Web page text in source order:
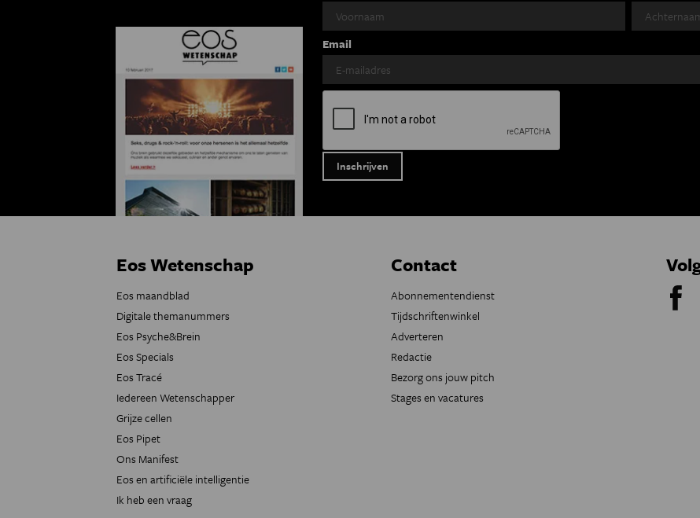
Email
Eos Wetenschap
Eos maandblad
Digitale themanummers
Eos Psyche&Brein
Eos Specials
Eos Tracé
Iedereen Wetenschapper
Grijze cellen
Eos Pipet
Ons Manifest
Eos en artificiële intelligentie
Ik heb een vraag
Contact
Abonnementendienst
Tijdschriftenwinkel
Adverteren
Redactie
Bezorg ons jouw pitch
Stages en vacatures